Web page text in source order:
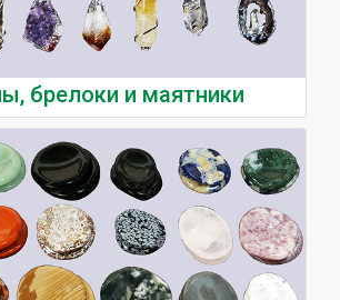
брелоки и маятники